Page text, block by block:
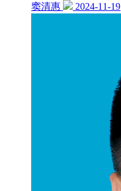
窦清惠 2024-11-19